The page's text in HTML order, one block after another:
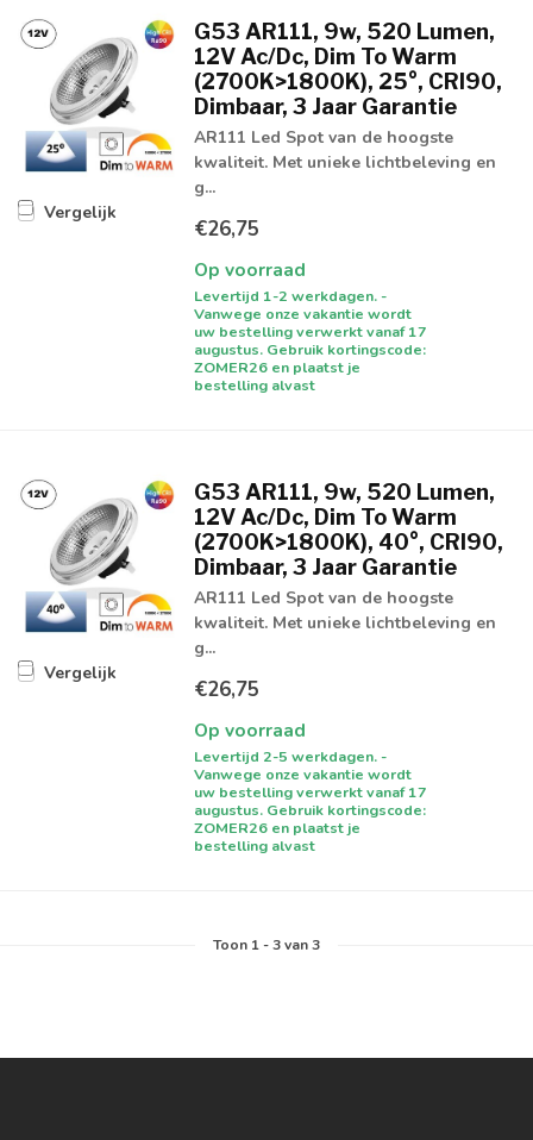
Vergelijk
G53 AR111, 9w, 520 Lumen,
12V Ac/Dc, Dim To Warm
(2700K>1800K), 25°, CRI90,
Dimbaar, 3 Jaar Garantie
AR111 Led Spot van de hoogste
kwaliteit. Met unieke lichtbeleving en
g...
€26,75
Op voorraad
Levertijd 1-2 werkdagen. -
Vanwege onze vakantie wordt
uw bestelling verwerkt vanaf 17
augustus. Gebruik kortingscode:
ZOMER26 en plaatst je
bestelling alvast
Vergelijk
G53 AR111, 9w, 520 Lumen,
12V Ac/Dc, Dim To Warm
(2700K>1800K), 40°, CRI90,
Dimbaar, 3 Jaar Garantie
AR111 Led Spot van de hoogste
kwaliteit. Met unieke lichtbeleving en
g...
€26,75
Op voorraad
Levertijd 2-5 werkdagen. -
Vanwege onze vakantie wordt
uw bestelling verwerkt vanaf 17
augustus. Gebruik kortingscode:
ZOMER26 en plaatst je
bestelling alvast
Toon 1-3van 3